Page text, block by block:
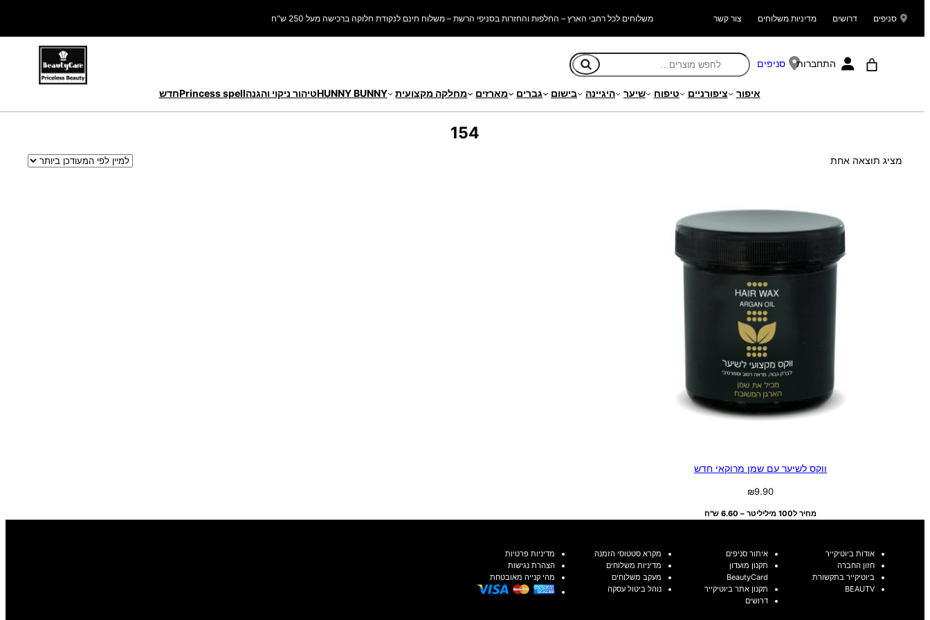
סניפים דרושים מדיניות משלוחים צור קשר משלוחים לכל רחבי הארץ – החלפות והחזרות בסניפי הרשת – משלוח חינם לנקודת חלוקה ברכישה מעל 250 ש"ח
התחברות סניפים
איפור ציפורניים טיפוח שיער היגיינה בישום גברים מארזים מחלקה מקצועית HUNNY BUNNYטיהור ניקוי והגנהPrincess spellחדש
154
מציג תוצאה אחת
ווקס לשיער עם שמן מרוקאי חדש
₪9.90
מחיר ל100 מיליליטר – 6.60 ש"ח
אודות ביוטיקייר
חזון החברה
ביוטיקייר בתקשורת
BEAUTV
איתור סניפים
תקנון מועדון
BeautyCard
תקנון אתר ביוטיקייר
דרושים
מקרא סטטוסי הזמנה
מדיניות משלוחים
מעקב משלוחים
נוהל ביטול עסקה
מדיניות פרטיות
הצהרת נגישות
מהי קנייה מאובטחת